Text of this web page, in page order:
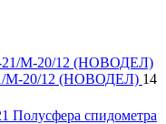
М-20/12 (НОВОДЕЛ) 14
Полусфера спидометра